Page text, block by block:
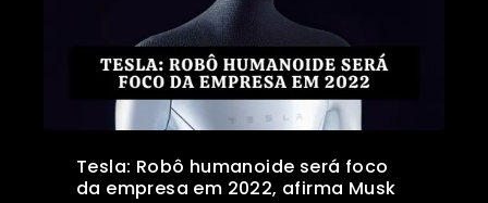
Tesla: Robô humanoide será foco
da empresa em 2022, afirma Musk